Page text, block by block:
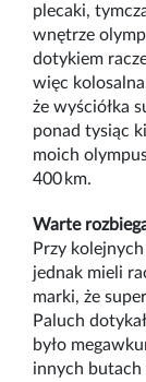
plecaki,
wnętrze o
dotykiem
więc
że wyściółka s
ponad tysiąc
moich o
400km.
Warte
Przy
jednak mieli
marki, że s
Paluch
było mega
innych butach